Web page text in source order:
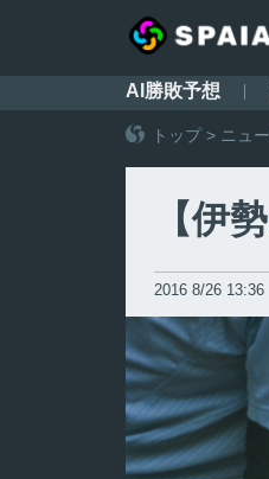
AI勝敗予想
トップ> ニュ
【伊
2016 8/26 13:36